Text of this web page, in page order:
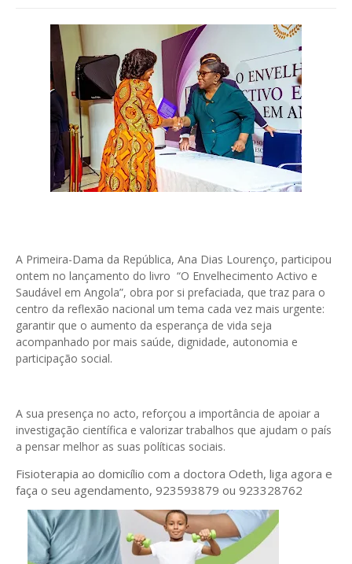
A Primeira-Dama da República, Ana Dias Lourenço, participou
ontem no lançamento do livro “O Envelhecimento Activo e
Saudável em Angola”, obra por si prefaciada, que traz para o
centro da reflexão nacional um tema cada vez mais urgente:
garantir que o aumento da esperança de vida seja
acompanhado por mais saúde, dignidade, autonomia e
participação social.
A sua presença no acto, reforçou a importância de apoiar a
investigação científica e valorizar trabalhos que ajudam o país
a pensar melhor as suas políticas sociais.
Fisioterapia ao domicílio com a doctora Odeth, liga agora e
faça o seu agendamento, 923593879 ou 923328762